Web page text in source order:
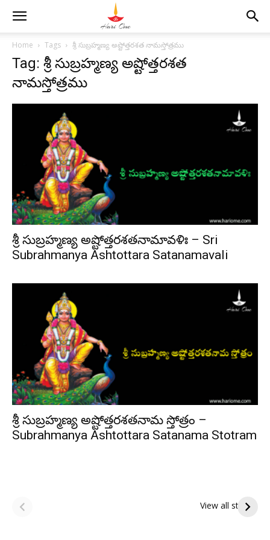
Home Tags శ్రీ సుబ్రహ్మణ్య అష్టోత్తరశత నామస్తోత్రము
Tag: శ్రీ సుబ్రహ్మణ్య అష్టోత్తరశత
నామస్తోత్రము
శ్రీ సుబ్రహ్మణ్య అష్టోత్తరశతనామావళిః – Sri
Subrahmanya Ashtottara Satanamavali
శ్రీ సుబ్రహ్మణ్య అష్టోత్తరశతనామ స్తోత్రం –
Subrahmanya Ashtottara Satanama Stotram
View all stories
పితృదేవతల ఆశీర్వాదం
పొందే పవిత్ర రోజు
ఇంద్రకీలాద్రి గిరి ప్రదక్షిణ